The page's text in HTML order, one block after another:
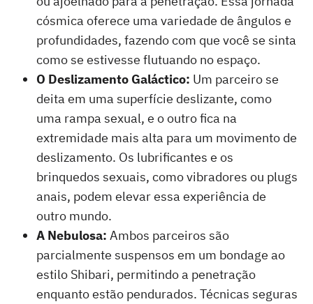
cósmica oferece uma variedade de ângulos e
profundidades, fazendo com que você se sinta
como se estivesse flutuando no espaço.
O Deslizamento Galáctico: Um parceiro se
deita em uma superfície deslizante, como
uma rampa sexual, e o outro fica na
extremidade mais alta para um movimento de
deslizamento. Os lubrificantes e os
brinquedos sexuais, como vibradores ou plugs
anais, podem elevar essa experiência de
outro mundo.
A Nebulosa:Ambos parceiros são
parcialmente suspensos em um bondage ao
estilo Shibari, permitindo a penetração
enquanto estão pendurados. Técnicas seguras